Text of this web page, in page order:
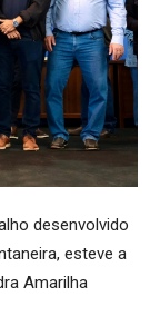
desenvolvido
esteve a
Amarilha